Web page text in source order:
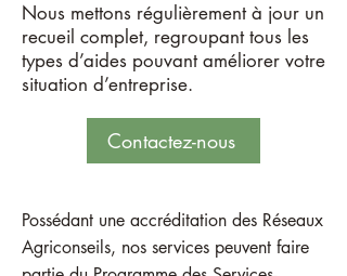
Nous mettons régulièrement à jour un
recueil complet, regroupant tous les
types d’aides pouvant améliorer votre
situation d’entreprise.
Contactez-nous
Possédant une accréditation des Réseaux
Agriconseils, nos services peuvent faire